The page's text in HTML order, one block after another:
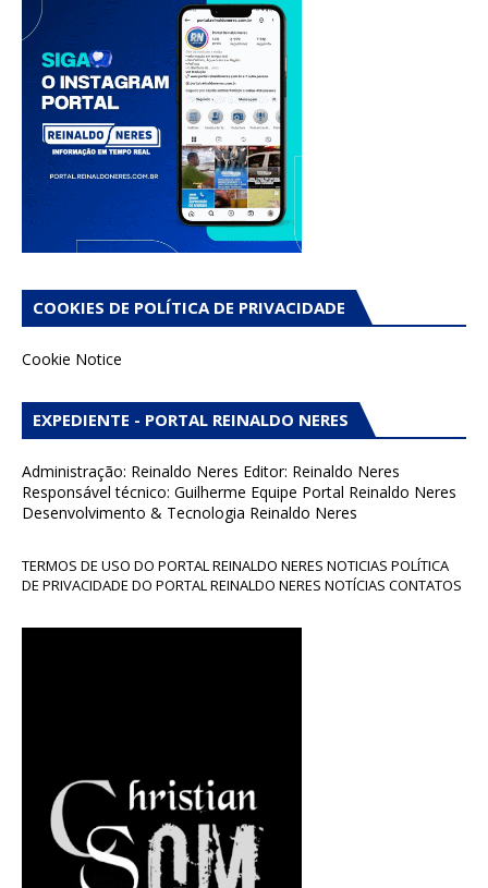
COOKIES DE POLÍTICA DE PRIVACIDADE
Cookie Notice
EXPEDIENTE - PORTAL REINALDO NERES
Administração: Reinaldo Neres Editor: Reinaldo Neres
Responsável técnico: Guilherme Equipe Portal Reinaldo Neres
Desenvolvimento & Tecnologia Reinaldo Neres
TERMOS DE USO DO PORTAL REINALDO NERES NOTICIAS POLÍTICA
DE PRIVACIDADE DO PORTAL REINALDO NERES NOTÍCIAS CONTATOS